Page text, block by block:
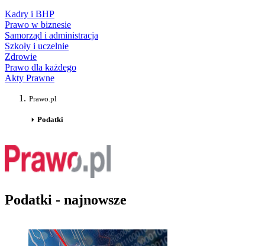
Kadry i BHP
Prawo w biznesie
Samorząd i administracja
Szkoły i uczelnie
Zdrowie
Prawo dla każdego
Akty Prawne
Prawo.pl
Podatki
Podatki - najnowsze